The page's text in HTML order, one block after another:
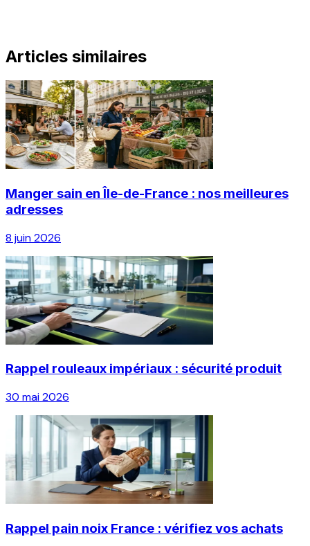
Articles similaires
Manger sain en Île-de-France : nos meilleures
adresses
8 juin 2026
Rappel rouleaux impériaux : sécurité produit
30 mai 2026
Rappel pain noix France : vérifiez vos achats